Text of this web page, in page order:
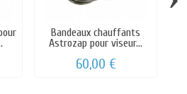
Bandeaux chauffants
Astrozap pour viseur...
60,00 €